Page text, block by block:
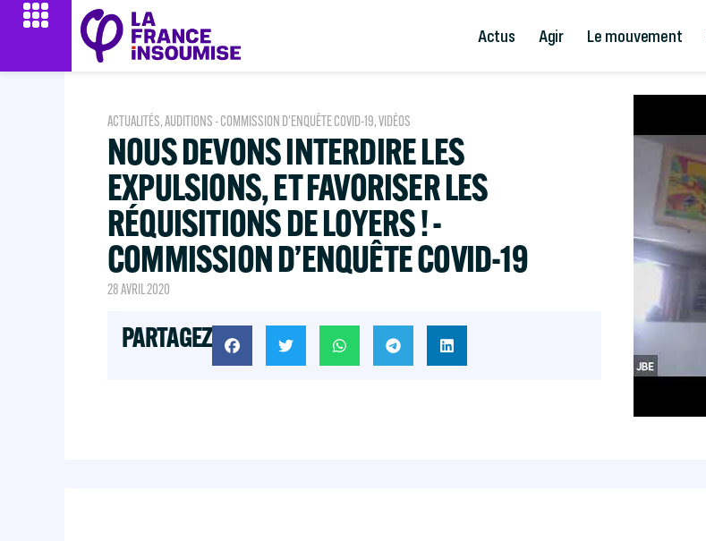
Actus Agir Le mouvement
ACTUALITÉS,AUDITIONS - COMMISSION D'ENQUÊTE COVID-19,VIDÉOS
NOUS DEVONS INTERDIRE LES
EXPULSIONS, ET FAVORISER LES
RÉQUISITIONS DE LOYERS ! -
COMMISSION D’ENQUÊTE COVID-19
28 AVRIL 2020
PARTAGEZ